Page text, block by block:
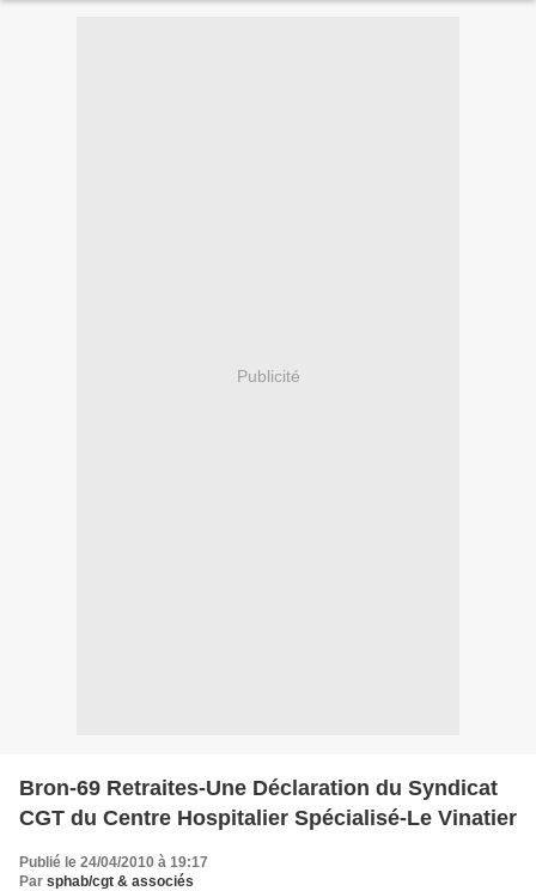
Publicité
Bron-69 Retraites-Une Déclaration du Syndicat
CGT du Centre Hospitalier Spécialisé-Le Vinatier
Publié le 24/04/2010 à 19:17
Par sphab/cgt & associés